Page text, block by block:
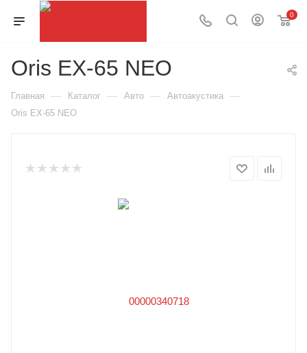
0
Oris EX-65 NEO
Главная — Каталог — Авто — Автоакустика —
Oris EX-65 NEO